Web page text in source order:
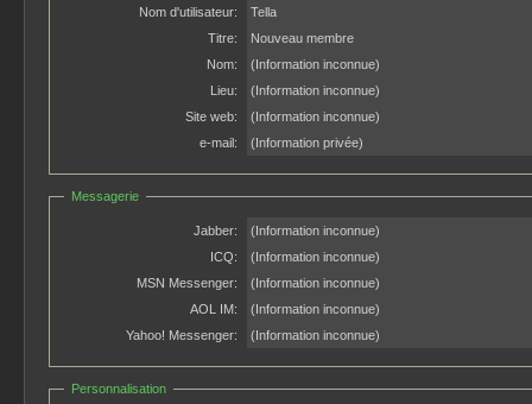
Nom d'utilisateur:
Tella
Titre:
Nouveau membre
Nom:
(Information inconnue)
Lieu:
(Information inconnue)
Site web:
(Information inconnue)
e-mail:
(Information privée)
Messagerie
Jabber:
(Information inconnue)
ICQ:
(Information inconnue)
MSN Messenger:
(Information inconnue)
AOL IM:
(Information inconnue)
Yahoo! Messenger:
(Information inconnue)
Personnalisation